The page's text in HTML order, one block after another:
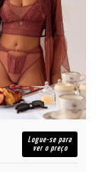
Logue-se para
ver o preço